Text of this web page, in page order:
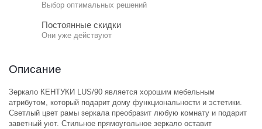
Выбор оптимальных решений
Постоянные скидки
Они уже действуют
Описание
Зеркало КЕНТУКИ LUS/90 является хорошим мебельным
атрибутом, который подарит дому функциональности и эстетики.
Светлый цвет рамы зеркала преобразит любую комнату и подарит
заветный уют. Стильное прямоугольное зеркало оставит